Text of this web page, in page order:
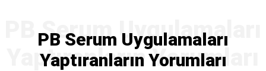
PB Serum Uygulamaları
Yaptıranların Yorumları